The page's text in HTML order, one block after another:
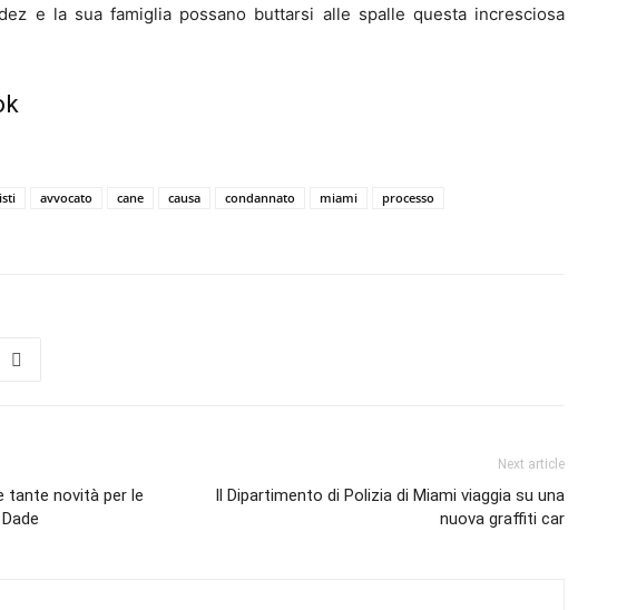
e la sua famiglia possano buttarsi alle spalle questa incresciosa
avvocato cane causa condannato miami
processo
tante novità per le
Next article
Il Dipartimento di Polizia di Miami viaggia su una
nuova graffiti car